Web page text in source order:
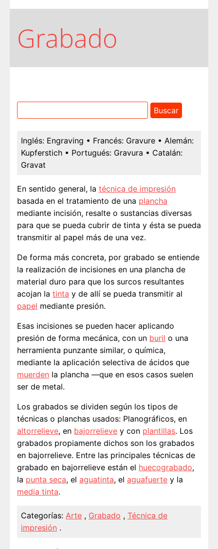
Grabado
Inglés: Engraving • Francés: Gravure • Alemán:
Kupferstich • Portugués: Gravura • Catalán:
Gravat
En sentido general, la técnica de impresión
basada en el tratamiento de una plancha
mediante incisión, resalte o sustancias diversas
para que se pueda cubrir de tinta y ésta se pueda
transmitir al papel más de una vez.
De forma más concreta, por grabado se entiende
la realización de incisiones en una plancha de
material duro para que los surcos resultantes
acojan la tinta y de allí se pueda transmitir al
papel mediante presión.
Esas incisiones se pueden hacer aplicando
presión de forma mecánica, con un buril o una
herramienta punzante similar, o química,
mediante la aplicación selectiva de ácidos que
muerden la plancha —que en esos casos suelen
ser de metal.
Los grabados se dividen según los tipos de
técnicas o planchas usados: Planográficos, en
altorrelieve, en bajorrelieve y con plantillas. Los
grabados propiamente dichos son los grabados
en bajorrelieve. Entre las principales técnicas de
grabado en bajorrelieve están el huecograbado,
la punta seca, el aguatinta, el aguafuerte y la
media tinta.
Categorías: Arte , Grabado , Técnica de
impresión .